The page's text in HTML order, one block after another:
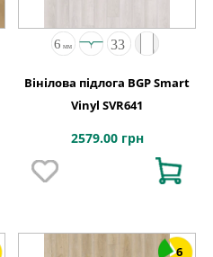
Вінілова підлога BGP Smart
Vinyl SVR641
2579.00 грн
6